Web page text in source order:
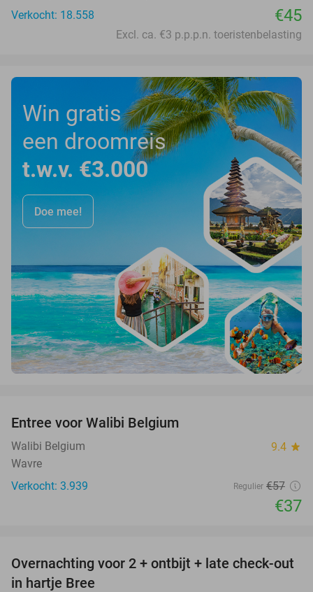
Verkocht: 18.558
€45
Excl. ca. €3 p.p.p.n. toeristenbelasting
Win gratis
een droomreis
t.w.v. €3.000
Doe mee!
Entree voor Walibi Belgium
Walibi Belgium 9.4 star
Wavre
Verkocht: 3.939
Regulier €57
€37
41%
TODAY
Overnachting voor 2 + ontbijt + late check-out
in hartje Bree